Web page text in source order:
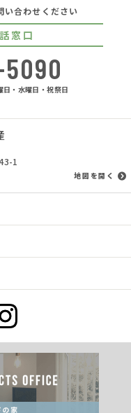
い合わせください
窓口
日・水曜日・祝祭日
1
地図を開く